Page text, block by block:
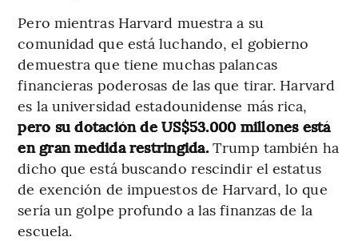
Pero mientras Harvard muestra a su
comunidad que está luchando, el gobierno
demuestra que tiene muchas palancas
financieras poderosas de las que tirar. Harvard
es la universidad estadounidense más rica,
pero su dotación de US$53.000 millones está
en gran medida restringida.Trump también ha
dicho que está buscando rescindir el estatus
de exención de impuestos de Harvard, lo que
sería un golpe profundo a las finanzas de la
escuela.